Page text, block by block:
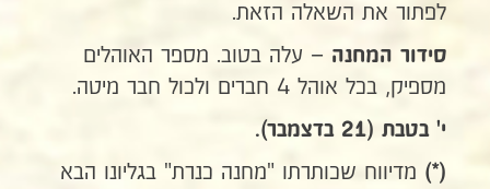
לפתור את השאלה הזאת.
סידור המחנה – עלה בטוב. מספר האוהלים
מספיק, בכל אוהל 4 חברים ולכול חבר מיטה.
י' בטבת (21 בדצמבר).
(*) מדיווח שכותרתו "מחנה כנרת" בגליונו הבא